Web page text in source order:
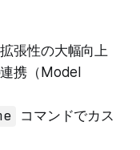
拡張性の大幅向上
携（Model
コマンドでカス